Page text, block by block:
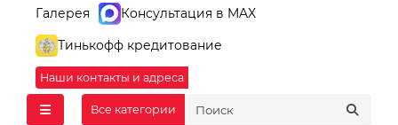
Галерея
Консультация в MAX
Тинькофф кредитование
Наши контакты и адреса
Все категории